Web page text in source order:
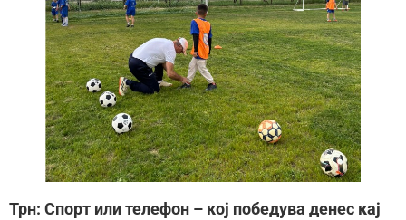
Трн: Спорт или телефон – кој победува денес кај